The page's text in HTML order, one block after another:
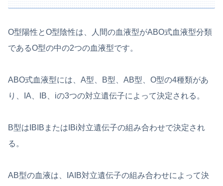
O型陽性とO型陰性は、人間の血液型がABO式血液型分類
であるO型の中の2つの血液型です。
ABO式血液型には、A型、B型、AB型、O型の4種類があ
り、IA、IB、iの3つの対立遺伝子によって決定される。
B型はIBIBまたはIBi対立遺伝子の組み合わせで決定され
る。
AB型の血液は、IAIB対立遺伝子の組み合わせによって決